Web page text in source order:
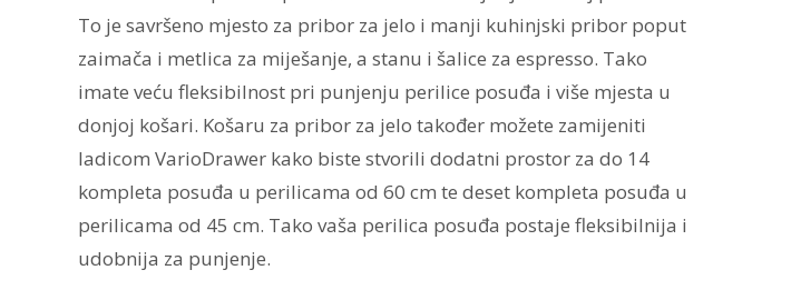
To je savršeno mjesto za pribor za jelo i manji kuhinjski pribor poput
zaimača i metlica za miješanje, a stanu i šalice za espresso. Tako
imate veću fleksibilnost pri punjenju perilice posuđa i više mjesta u
donjoj košari. Košaru za pribor za jelo također možete zamijeniti
ladicom VarioDrawer kako biste stvorili dodatni prostor za do 14
kompleta posuđa u perilicama od 60 cm te deset kompleta posuđa u
perilicama od 45 cm. Tako vaša perilica posuđa postaje fleksibilnija i
udobnija za punjenje.